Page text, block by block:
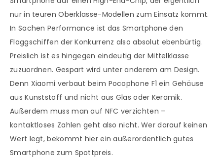
nur in teuren Oberklasse-Modellen zum Einsatz kommt.
In Sachen Performance ist das Smartphone den
Flaggschiffen der Konkurrenz also absolut ebenbürtig.
Preislich ist es hingegen eindeutig der Mittelklasse
zuzuordnen. Gespart wird unter anderem am Design.
Denn Xiaomi verbaut beim Pocophone F1 ein Gehäuse
aus Kunststoff und nicht aus Glas oder Keramik.
Außerdem muss man auf NFC verzichten –
kontaktloses Zahlen geht also nicht. Wer darauf keinen
Wert legt, bekommt hier ein außerordentlich gutes
Smartphone zum Spottpreis.